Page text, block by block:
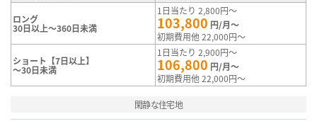
ロング
30日以上～360日未満
1日当たり 2,800円～
103,800 円/月～
初期費用他 22,000円～
ショート【7日以上】
～30日未満
1日当たり 2,900円～
106,800 円/月～
初期費用他 22,000円～
閑静な住宅地